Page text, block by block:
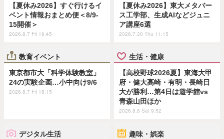
【夏休み2026】すぐ行けるイ
ベント情報おまとめ便＜8/9-
15開催＞
2026.8.7 Fri 19:45
【夏休み2026】東大メタバー
ス工学部、生成AIなどジュニ
ア講座6選
2026.7.30 Thu 11:15
教育イベント
東京都市大「科学体験教室」
24の実験企画…小中向け9/6
2026.8.7 Fri 18:15
生活・健康
【高校野球2026夏】東海大甲
府・健大高崎・有明・長崎日
大が勝利…第4日は遊学館vs
青森山田ほか
2026.8.8 Sat 9:52
デジタル生活 趣味・娯楽